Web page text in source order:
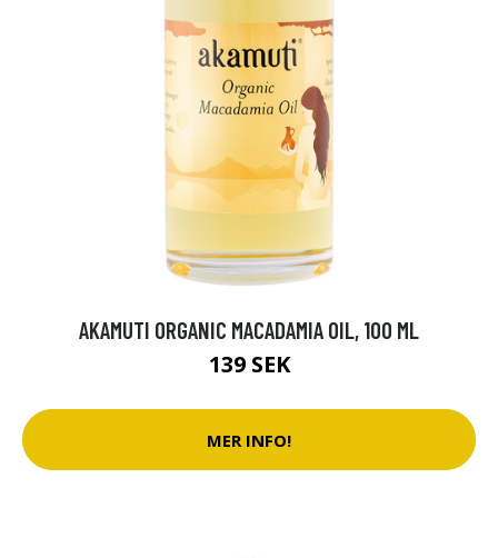
AKAMUTI ORGANIC MACADAMIA OIL, 100 ML
139 SEK
MER INFO!